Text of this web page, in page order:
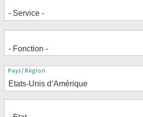
Adresse
Pays/Région